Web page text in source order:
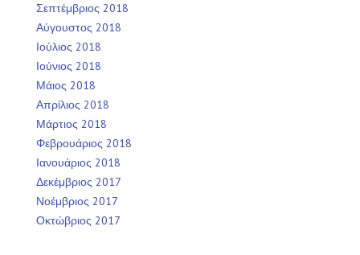
Σεπτέμβριος 2018
Αύγουστος 2018
Ιούλιος 2018
Ιούνιος 2018
Μάιος 2018
Απρίλιος 2018
Μάρτιος 2018
Φεβρουάριος 2018
Ιανουάριος 2018
Δεκέμβριος 2017
Νοέμβριος 2017
Οκτώβριος 2017